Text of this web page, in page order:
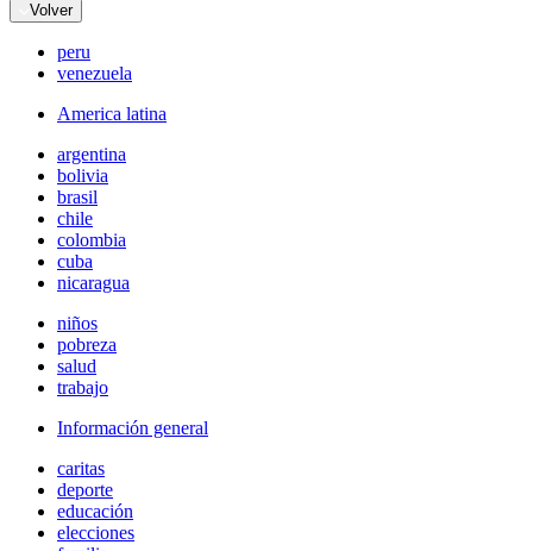
Volver
peru
venezuela
America latina
argentina
bolivia
brasil
chile
colombia
cuba
nicaragua
niños
pobreza
salud
trabajo
Información general
caritas
deporte
educación
elecciones